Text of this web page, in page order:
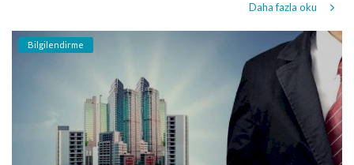
Daha fazla oku
Bilgilendirme